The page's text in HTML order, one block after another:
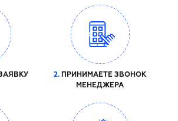
2. ПРИНИМАЕТЕ ЗВОНОК
МЕНЕДЖЕРА